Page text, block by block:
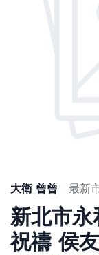
大衛 曾曾 最新
新北市永
祝禱 侯